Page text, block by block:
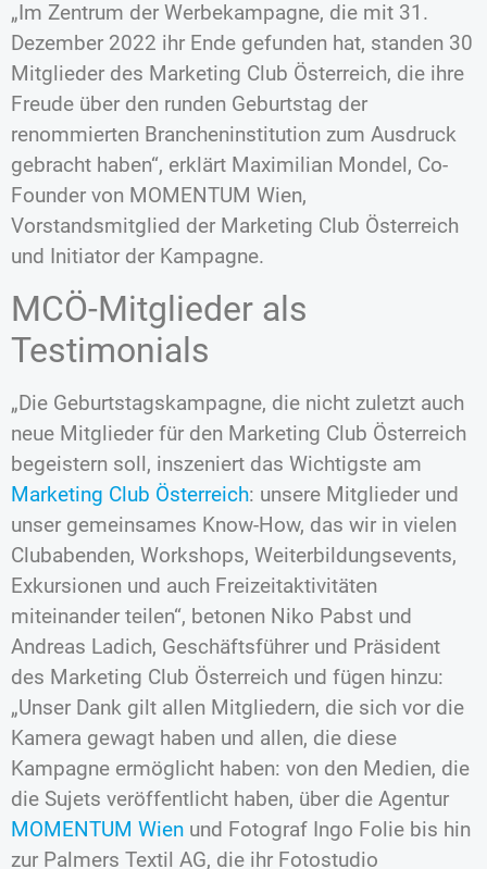
„Im Zentrum der Werbekampagne, die mit 31.
Dezember 2022 ihr Ende gefunden hat, standen 30
Mitglieder des Marketing Club Österreich, die ihre
Freude über den runden Geburtstag der
renommierten Brancheninstitution zum Ausdruck
gebracht haben“, erklärt Maximilian Mondel, Co-
Founder von MOMENTUM Wien,
Vorstandsmitglied der Marketing Club Österreich
und Initiator der Kampagne.
MCÖ-Mitglieder als
Testimonials
„Die Geburtstagskampagne, die nicht zuletzt auch
neue Mitglieder für den Marketing Club Österreich
begeistern soll, inszeniert das Wichtigste am
Marketing Club Österreich: unsere Mitglieder und
unser gemeinsames Know-How, das wir in vielen
Clubabenden, Workshops, Weiterbildungsevents,
Exkursionen und auch Freizeitaktivitäten
miteinander teilen“, betonen Niko Pabst und
Andreas Ladich, Geschäftsführer und Präsident
des Marketing Club Österreich und fügen hinzu:
„Unser Dank gilt allen Mitgliedern, die sich vor die
Kamera gewagt haben und allen, die diese
Kampagne ermöglicht haben: von den Medien, die
die Sujets veröffentlicht haben, über die Agentur
MOMENTUM Wien und Fotograf Ingo Folie bis hin
zur Palmers Textil AG, die ihr Fotostudio